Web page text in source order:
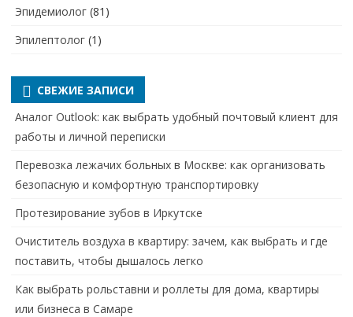
Эпидемиолог (81)
Эпилептолог (1)
СВЕЖИЕ ЗАПИСИ
Аналог Outlook: как выбрать удобный почтовый клиент для
работы и личной переписки
Перевозка лежачих больных в Москве: как организовать
безопасную и комфортную транспортировку
Протезирование зубов в Иркутске
Очиститель воздуха в квартиру: зачем, как выбрать и где
поставить, чтобы дышалось легко
Как выбрать рольставни и роллеты для дома, квартиры
или бизнеса в Самаре